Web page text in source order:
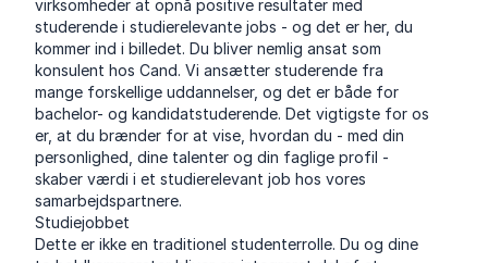
virksomheder at opnå positive resultater med
studerende i studierelevante jobs - og det er her, du
kommer ind i billedet. Du bliver nemlig ansat som
konsulent hos Cand. Vi ansætter studerende fra
mange forskellige uddannelser, og det er både for
bachelor- og kandidatstuderende. Det vigtigste for os
er, at du brænder for at vise, hvordan du - med din
personlighed, dine talenter og din faglige profil -
skaber værdi i et studierelevant job hos vores
samarbejdspartnere.
Studiejobbet
Dette er ikke en traditionel studenterrolle. Du og dine